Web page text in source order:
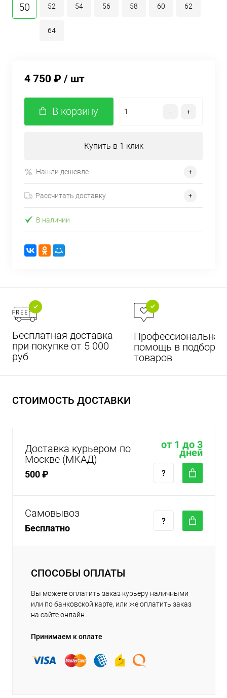
50 52 54 56 58 60 62
64
4 750 ₽ / шт
В корзину
Купить в 1 клик
Нашли дешевле
Рассчитать доставку
В наличии
Бесплатная доставка
при покупке от 5 000
руб
Профессиональная
помощь в подборе
товаров
СТОИМОСТЬ ДОСТАВКИ
Доставка курьером по
Москве (МКАД)
500 ₽
от 1 до 3
дней
Самовывоз
Бесплатно
СПОСОБЫ ОПЛАТЫ
Вы можете оплатить заказ курьеру наличными
или по банковской карте, или же оплатить заказ
на сайте онлайн.
Принимаем к оплате